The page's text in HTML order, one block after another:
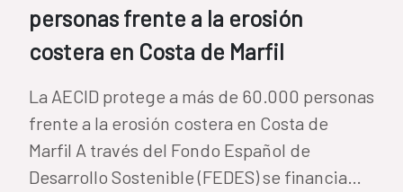
personas frente a la erosión
costera en Costa de Marfil
La AECID protege a más de 60.000 personas
frente a la erosión costera en Costa de
Marfil A través del Fondo Español de
Desarrollo Sostenible (FEDES) se financia